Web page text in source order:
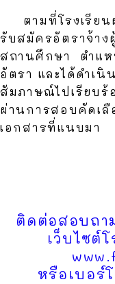
ตามที่โรงเรีย
รับสมัครอัตราจ้าง
สถานศึกษา
ตำแ
อัตรา และได้ดำเนิ
สัมภาษณ์ไปเรียบร้
ผ่านการสอบคัดเลื
เอกสารที่แนบมา
ติดต่อสอบถา
เว็บไซต์
หรือเบอร์